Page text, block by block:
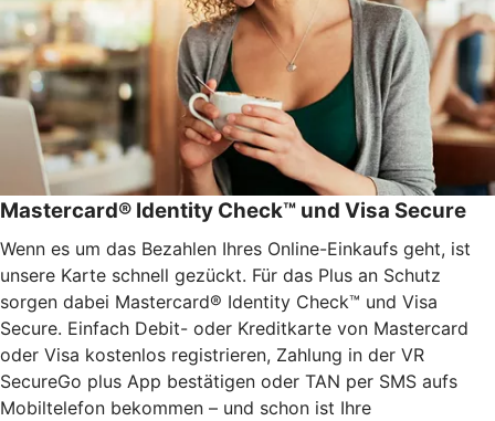
Mastercard® Identity Check™ und Visa Secure
Wenn es um das Bezahlen Ihres Online-Einkaufs geht, ist
unsere Karte schnell gezückt. Für das Plus an Schutz
sorgen dabei Mastercard® Identity Check™ und Visa
Secure. Einfach Debit- oder Kreditkarte von Mastercard
oder Visa kostenlos registrieren, Zahlung in der VR
SecureGo plus App bestätigen oder TAN per SMS aufs
Mobiltelefon bekommen – und schon ist Ihre